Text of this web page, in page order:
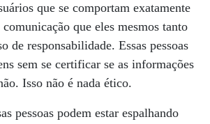
que se comportam exatamente
que eles mesmos tanto
de responsabilidade. Essas pessoas
sem se certificar se as informações
Isso não é nada ético.
pessoas podem estar espalhando